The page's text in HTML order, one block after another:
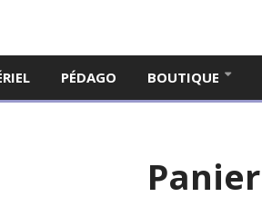
PÉDAGO BOUTIQUE
Panier